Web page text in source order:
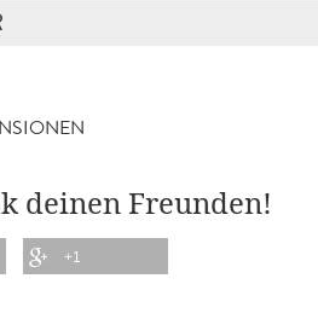
deinen Freunden!
+1